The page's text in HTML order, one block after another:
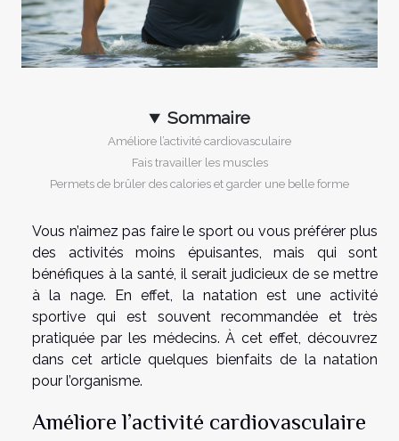
Sommaire
Améliore l’activité cardiovasculaire
Fais travailler les muscles
Permets de brûler des calories et garder une belle forme
Vous n’aimez pas faire le sport ou vous préférer plus
des activités moins épuisantes, mais qui sont
bénéfiques à la santé, il serait judicieux de se mettre
à la nage. En effet, la natation est une activité
sportive qui est souvent recommandée et très
pratiquée par les médecins. À cet effet, découvrez
dans cet article quelques bienfaits de la natation
pour l’organisme.
Améliore l’activité cardiovasculaire